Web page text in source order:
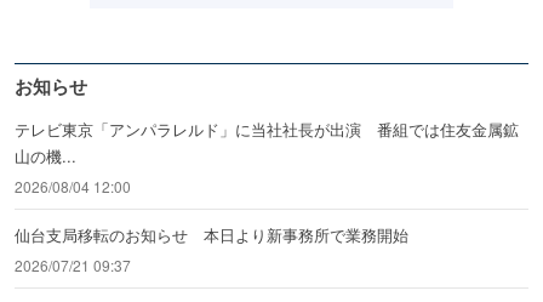
お知らせ
テレビ東京「アンパラレルド」に当社社長が出演 番組では住友金属鉱
山の機...
2026/08/04 12:00
仙台支局移転のお知らせ 本日より新事務所で業務開始
2026/07/21 09:37